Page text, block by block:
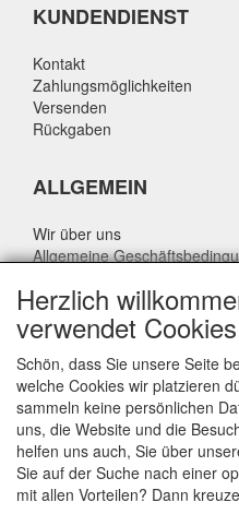
KUNDENDIENST
Kontakt
Zahlungsmöglichkeiten
Versenden
Rückgaben
ALLGEMEIN
Wir über uns
Allgemeine
Haftungsausschluss
Über Rik Thijssen
ALLGEMEIN
www.rikthijssenshop.nl
Logistik durch OTOPARTS BV
Herzlich
verwendet
Schön, dass Sie unsere Seite
welche Cookies wir platzieren
sammeln keine persönlichen
uns, die Website und die
helfen uns auch, Sie über
Sie auf der Suche nach einer
mit allen Vorteilen? Dann